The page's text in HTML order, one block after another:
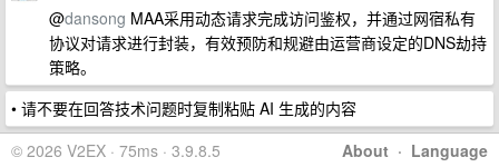
@dansong MAA采用动态请求完成访问鉴权，并通过网宿私有
协议对请求进行封装，有效预防和规避由运营商设定的DNS劫持
策略。
• 请不要在回答技术问题时复制粘贴 AI 生成的内容
About · Language
© 2026 V2EX · 75ms · 3.9.8.5